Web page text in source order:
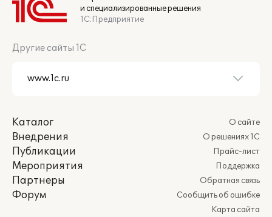
и специализированные решения
1С:Предприятие
Другие сайты 1С
Каталог
Внедрения
Публикации
Мероприятия
Партнеры
Форум
О сайте
О решениях 1С
Прайс-лист
Поддержка
Обратная связь
Сообщить об ошибке
Карта сайта